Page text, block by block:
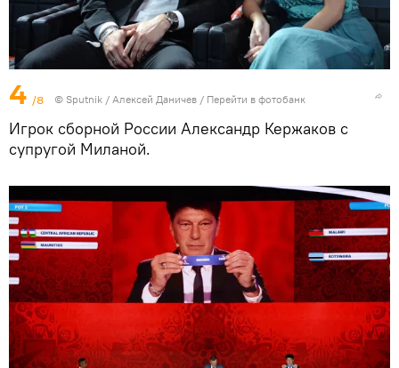
4 /8 © Sputnik / Алексей Даничев / Перейти в фотобанк
Игрок сборной России Александр Кержаков с
супругой Миланой.